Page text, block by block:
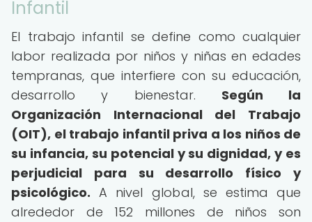
Infantil
El trabajo infantil se define como cualquier
labor realizada por niños y niñas en edades
tempranas, que interfiere con su educación,
desarrollo y bienestar. Según la
Organización Internacional del Trabajo
(OIT), el trabajo infantil priva a los niños de
su infancia, su potencial y su dignidad, y es
perjudicial para su desarrollo físico y
psicológico. A nivel global, se estima que
alrededor de 152 millones de niños son